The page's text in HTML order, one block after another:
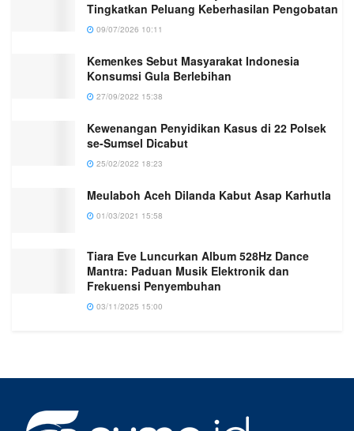
Tingkatkan Peluang Keberhasilan Pengobatan
09/07/2026 10:11
Kemenkes Sebut Masyarakat Indonesia
Konsumsi Gula Berlebihan
27/09/2022 15:38
Kewenangan Penyidikan Kasus di 22 Polsek
se-Sumsel Dicabut
25/02/2022 18:23
Meulaboh Aceh Dilanda Kabut Asap Karhutla
01/03/2021 15:58
Tiara Eve Luncurkan Album 528Hz Dance
Mantra: Paduan Musik Elektronik dan
Frekuensi Penyembuhan
03/11/2025 15:00